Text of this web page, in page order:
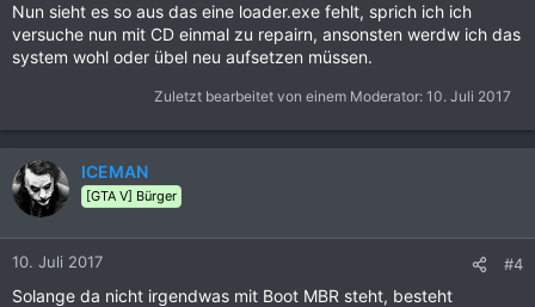
Nun sieht es so aus das eine loader.exe fehlt, sprich ich ich
versuche nun mit CD einmal zu repairn, ansonsten werdw ich das
system wohl oder übel neu aufsetzen müssen.
Zuletzt bearbeitet von einem Moderator: 10. Juli 2017
ICEMAN
[GTA V] Bürger
10. Juli 2017 #4
Solange da nicht irgendwas mit Boot MBR steht, besteht